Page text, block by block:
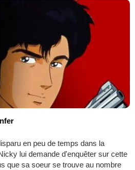
en peu de temps dans la
lui demande d'enquêter sur cette
que sa soeur se trouve au nombre